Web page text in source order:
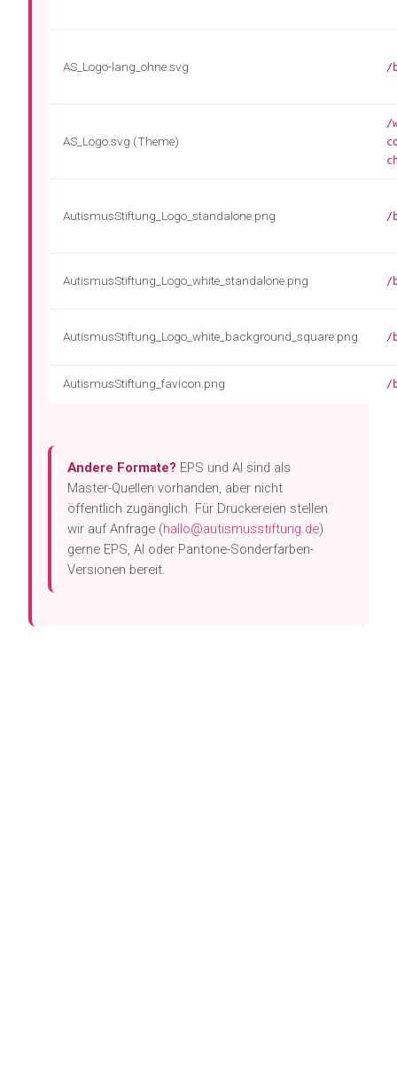
AS_Logo-lang_ohne.svg /
AS_Logo.svg (Theme)
/
AutismusStiftung_Logo_standalone.png /
AutismusStiftung_Logo_white_standalone.png /
AutismusStiftung_Logo_white_background_square.png /
AutismusStiftung_favicon.png /
Andere Formate? EPS und AI sind als
Master-Quellen vorhanden, aber nicht
öffentlich zugänglich. Für Druckereien stellen
wir auf Anfrage (hallo@autismusstiftung.de)
gerne EPS, AI oder Pantone-Sonderfarben-
Versionen bereit.